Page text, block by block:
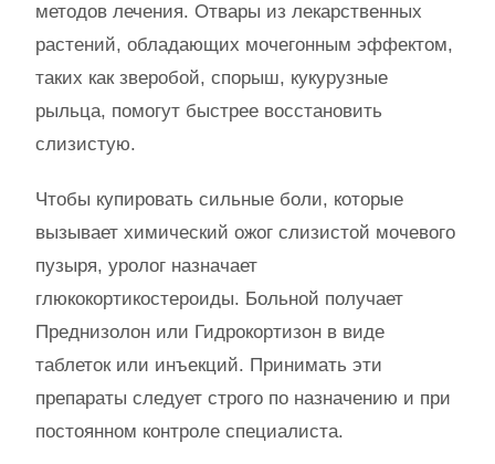
методов лечения. Отвары из лекарственных
растений, обладающих мочегонным эффектом,
таких как зверобой, спорыш, кукурузные
рыльца, помогут быстрее восстановить
слизистую.
Чтобы купировать сильные боли, которые
вызывает химический ожог слизистой мочевого
пузыря, уролог назначает
глюкокортикостероиды. Больной получает
Преднизолон или Гидрокортизон в виде
таблеток или инъекций. Принимать эти
препараты следует строго по назначению и при
постоянном контроле специалиста.